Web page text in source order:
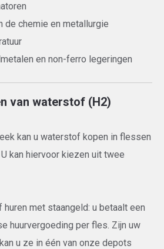
de chemie en metallurgie
en non-ferro legeringen
van waterstof (H2)
kan u waterstof kopen in flessen
kan hiervoor kiezen uit twee
met staangeld: u betaalt een
huurvergoeding per fles. Zijn uw
u ze in één van onze depots